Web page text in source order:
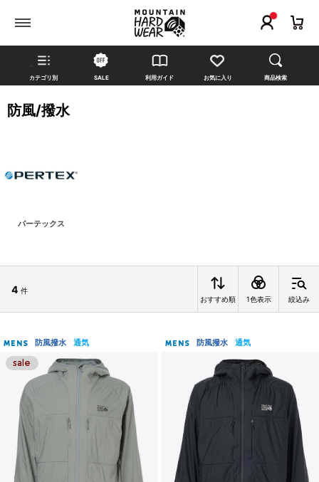
カテゴリ別 SALE 利用ガイド お気に入り 商品検索
防風/撥水
パーテックス
4 件
おすすめ順
1色表示 絞込み
MENS 防風撥水 通気 MENS 防風撥水 通気